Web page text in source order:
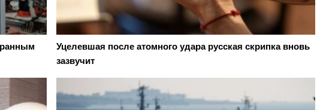
Уцелевшая после атомного удара русская скрипка вновь
зазвучит